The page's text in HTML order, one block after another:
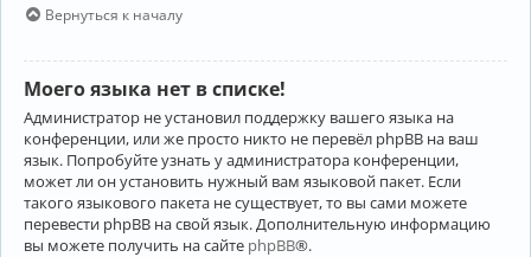
Вернуться к началу
Моего языка нет в списке!
Администратор не установил поддержку вашего языка на
конференции, или же просто никто не перевёл phpBB на ваш
язык. Попробуйте узнать у администратора конференции,
может ли он установить нужный вам языковой пакет. Если
такого языкового пакета не существует, то вы сами можете
перевести phpBB на свой язык. Дополнительную информацию
вы можете получить на сайте phpBB®.